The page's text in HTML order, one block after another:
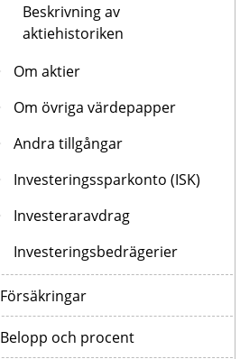
Beskrivning av
aktiehistoriken
Om aktier
Om övriga värdepapper
Andra tillgångar
Investeringssparkonto (ISK)
Investeraravdrag
Investeringsbedrägerier
Försäkringar
Belopp och procent